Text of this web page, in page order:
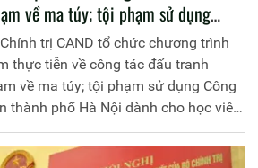
về ma túy; tội phạm sử dụng
bàn thành phố Hà Nội dành cho
quy tại Học viện Chính trị Công
trị CAND tổ chức chương trình
thực tiễn về công tác đấu tranh
về ma túy; tội phạm sử dụng Công
thành phố Hà Nội dành cho học viên
Học viện Chính trị Công an nhân